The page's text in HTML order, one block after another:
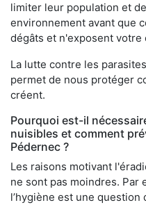
limiter leur population et
environnement avant que
dégâts et n'exposent votre
La lutte contre les
permet de nous protéger
créent.
Pourquoi est-il
nuisibles et comment
Pédernec ?
Les raisons motivant
ne sont pas moindres. Par
l’hygiène est une